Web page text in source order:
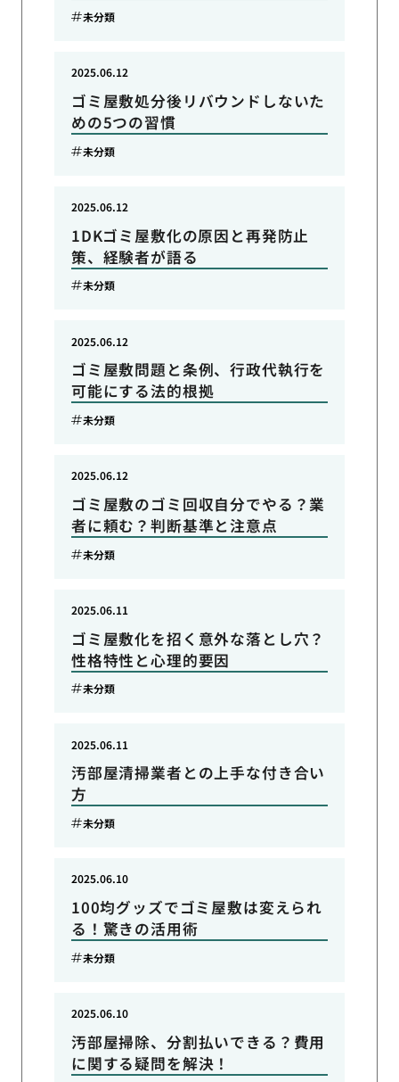
未分類
ゴミ屋敷処分後リバウンドしないた
めの5つの習慣
2025.06.12
未分類
1DKゴミ屋敷化の原因と再発防止
策、経験者が語る
2025.06.12
未分類
ゴミ屋敷問題と条例、行政代執行を
可能にする法的根拠
2025.06.12
未分類
ゴミ屋敷のゴミ回収自分でやる？業
者に頼む？判断基準と注意点
2025.06.12
未分類
ゴミ屋敷化を招く意外な落とし穴？
性格特性と心理的要因
2025.06.11
未分類
汚部屋清掃業者との上手な付き合い
方
2025.06.11
未分類
100均グッズでゴミ屋敷は変えられ
る！驚きの活用術
2025.06.10
未分類
汚部屋掃除、分割払いできる？費用
に関する疑問を解決！
2025.06.10